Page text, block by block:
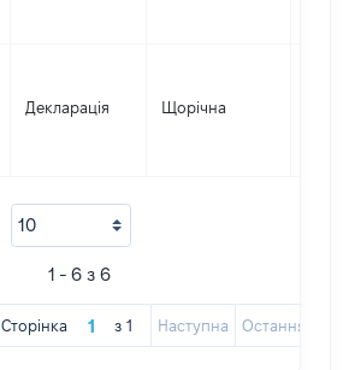
Декларація Щорічна
1 - 6 з 6
Сторінка з 1 Наступна Остання